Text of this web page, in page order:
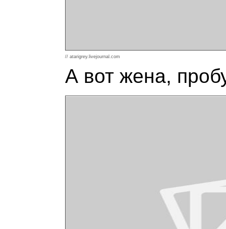
// atarigrey.livejournal.com
А вот жена,